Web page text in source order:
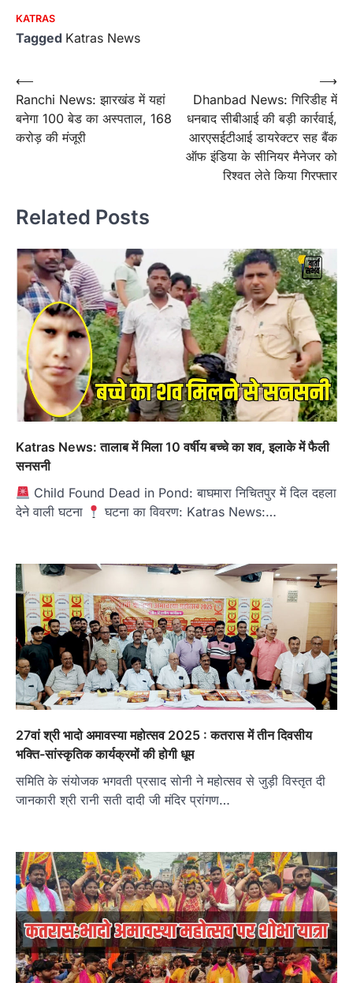
KATRAS
Tagged Katras News
Post
navigation
⟵
Ranchi News: झारखंड में यहां
बनेगा 100 बेड का अस्पताल, 168
करोड़ की मंजूरी
Dhanbad News: गिरिडीह में
धनबाद सीबीआई की बड़ी कार्रवाई,
आरएसईटीआई डायरेक्टर सह बैंक
ऑफ इंडिया के सीनियर मैनेजर को
रिश्वत लेते किया गिरफ्तार
⟶
Related Posts
Katras News: तालाब में मिला 10 वर्षीय बच्चे का शव, इलाके में फैली
सनसनी
Child Found Dead in Pond: बाघमारा निचितपुर में दिल दहला
देने वाली घटना
घटना का विवरण: Katras News:…
27वां श्री भादो अमावस्या महोत्सव 2025 : कतरास में तीन दिवसीय
भक्ति-सांस्कृतिक कार्यक्रमों की होगी धूम
समिति के संयोजक भगवती प्रसाद सोनी ने महोत्सव से जुड़ी विस्तृत दी
जानकारी श्री रानी सती दादी जी मंदिर प्रांगण…